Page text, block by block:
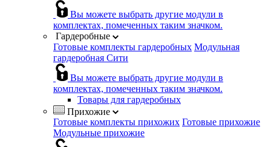
Вы можете выбрать другие модули в
комплектах, помеченных таким значком.
Гардеробные
Готовые комплекты гардеробных Модульная
гардеробная Сити
Вы можете выбрать другие модули в
комплектах, помеченных таким значком.
Товары для гардеробных
Прихожие
Готовые комплекты прихожих Готовые прихожие
Модульные прихожие